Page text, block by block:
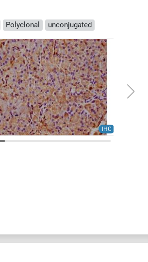
Polyclonal unconjugated
IHC